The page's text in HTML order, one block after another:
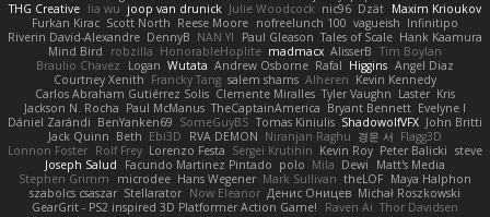
THG Creative lia wu joop van drunick Julie Woodcock nic96 Dzät Maxim Krioukov
Furkan Kirac Scott North Reese Moore nofreelunch 100 vagueish Infinitipo
Riverin David-Alexandre DennyB NAN YI Paul Gleason Tales of Scale Hank Kaamura
Mind Bird
robzilla HonorableHoplite madmacx AlisserB Tim Boylan
Braulio Chavez
Logan Wutata Andrew Osborne Rafal Higgins Angel Diaz
Courtney Xenith Francky Tang salem shams Alheren Kevin Kennedy
Carlos Abraham Gutiérrez Solis Clemente Miralles Tyler Vaughn Laster Kris
Jackson N. Rocha Paul McManus TheCaptainAmerica Bryant Bennett Evelyne I
Dániel Zarándi BenYanken69 SomeGuyBS Tomas Kiniulis ShadowolfVFX John Britti
Jack Quinn Beth Ebi3D RVA DEMON Niranjan Raghu 경문 서 Flagg3D
Lonnon Foster Rolf Frey Lorenzo Festa Sergei Krutihin Kevin Roy Peter Balicki steve
Joseph Salud
Facundo Martinez Pintado polo Mila Dewi
Matt's Media
Stephen Grimm
microdee Hans Wegener Mark Sullivan theLOF Maya Halphon
szabolcs csaszar Stellarator Now Eleanor Денис Оницев Michał Roszkowski
GearGrit - PS2 inspired 3D Platformer Action Game!
Raven Ai Thor Davidsen